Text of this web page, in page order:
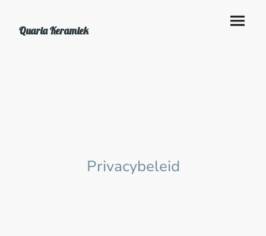
Quaria Keramiek
Privacybeleid